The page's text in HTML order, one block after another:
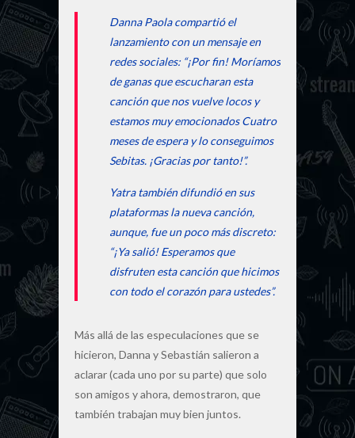
Danna Paola compartió el
lanzamiento con un mensaje en
redes sociales: “¡Por fin! Moríamos
de ganas que escucharan esta
canción que nos vuelve locos y
estamos muy emocionados Cuatro
meses de espera y lo conseguimos
Sebitas. ¡Gracias por tanto!”.
Yatra también difundió en sus
plataformas la nueva canción,
aunque, fue un poco más discreto:
“¡Ya salió! Esperamos que
disfruten esta canción que hicimos
con todo el corazón para ustedes”.
Más allá de las especulaciones que se
hicieron, Danna y Sebastián salieron a
aclarar (cada uno por su parte) que solo
son amigos y ahora, demostraron, que
también trabajan muy bien juntos.